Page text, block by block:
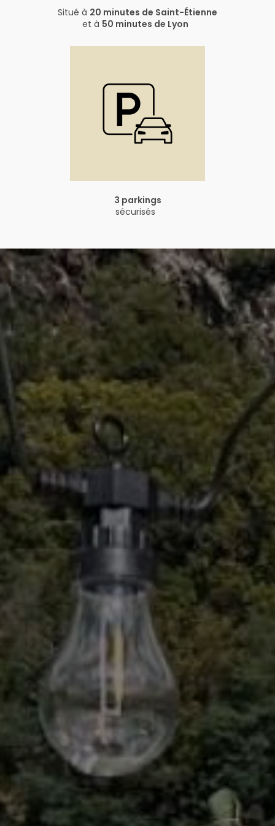
Situé à 20 minutes de Saint-Étienne
et à 50 minutes de Lyon
3 parkings
sécurisés